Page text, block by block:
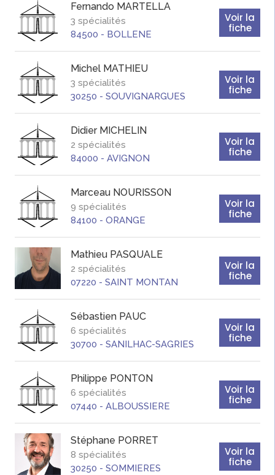
Fernando MARTELLA
3 spécialités
84500 - BOLLENE
Voir la
fiche
Michel MATHIEU
3 spécialités
30250 - SOUVIGNARGUES
Voir la
fiche
Didier MICHELIN
2 spécialités
84000 - AVIGNON
Voir la
fiche
Marceau NOURISSON
9 spécialités
84100 - ORANGE
Voir la
fiche
Mathieu PASQUALE
2 spécialités
07220 - SAINT MONTAN
Voir la
fiche
Sébastien PAUC
6 spécialités
30700 - SANILHAC-SAGRIES
Voir la
fiche
Philippe PONTON
6 spécialités
07440 - ALBOUSSIERE
Voir la
fiche
Stéphane PORRET
8 spécialités
30250 - SOMMIERES
Voir la
fiche